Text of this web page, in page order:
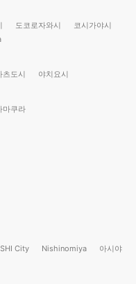
도코로자와시
코시가야시
츠도시 야치요시
마쿠라
City Nishinomiya 아시야